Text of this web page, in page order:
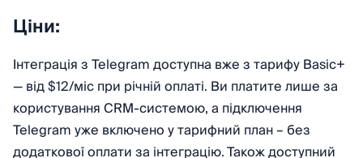
Ціни:
Інтеграція з Telegram доступна вже з тарифу Basic+
— від $12/міс при річній оплаті. Ви платите лише за
користування CRM-системою, а підключення
Telegram уже включено у тарифний план – без
додаткової оплати за інтеграцію. Також доступний